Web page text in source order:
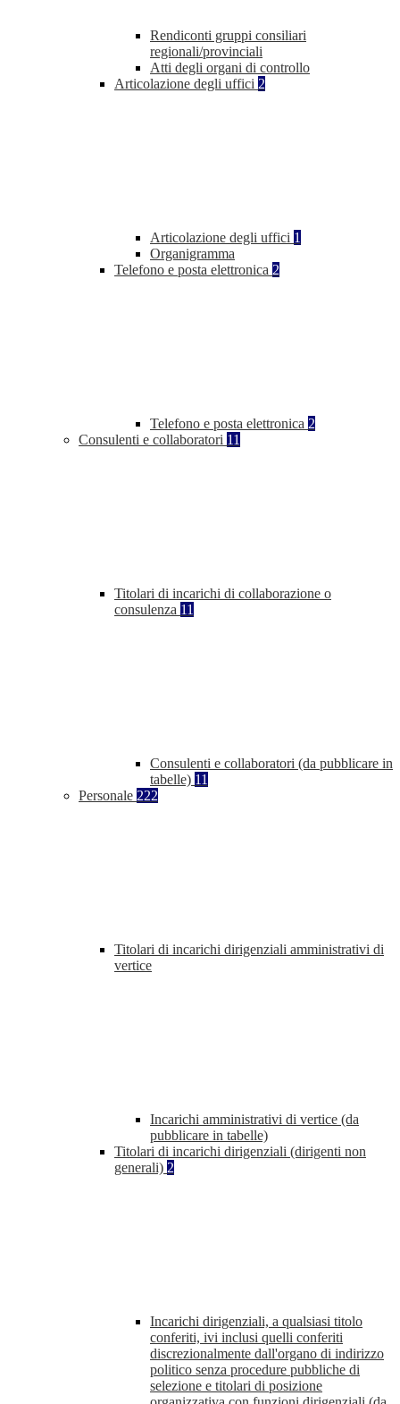
Rendiconti gruppi consiliari
regionali/provinciali
Atti degli organi di controllo
Articolazione degli uffici 2
Articolazione degli uffici 1
Organigramma
Telefono e posta elettronica 2
Telefono e posta elettronica 2
Consulenti e collaboratori 11
Titolari di incarichi di collaborazione o
consulenza 11
Consulenti e collaboratori (da pubblicare in
tabelle) 11
Personale 222
Titolari di incarichi dirigenziali amministrativi di
vertice
Incarichi amministrativi di vertice (da
pubblicare in tabelle)
Titolari di incarichi dirigenziali (dirigenti non
generali) 2
Incarichi dirigenziali, a qualsiasi titolo
conferiti, ivi inclusi quelli conferiti
discrezionalmente dall'organo di indirizzo
politico senza procedure pubbliche di
selezione e titolari di posizione